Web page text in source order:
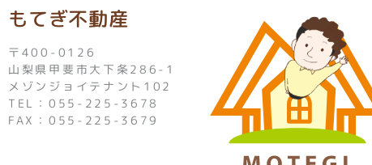
もてぎ不動産
〒400-0126
山梨県甲斐市大下条286-1
メゾンジョイテナント102
TEL：055-225-3678
FAX：055-225-3679